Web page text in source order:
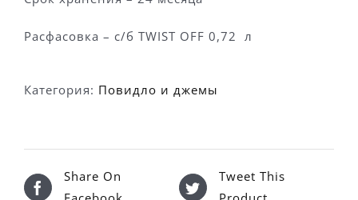
Расфасовка – с/б TWIST OFF 0,72 л
Категория: Повидло и джемы
Share On
Tweet This